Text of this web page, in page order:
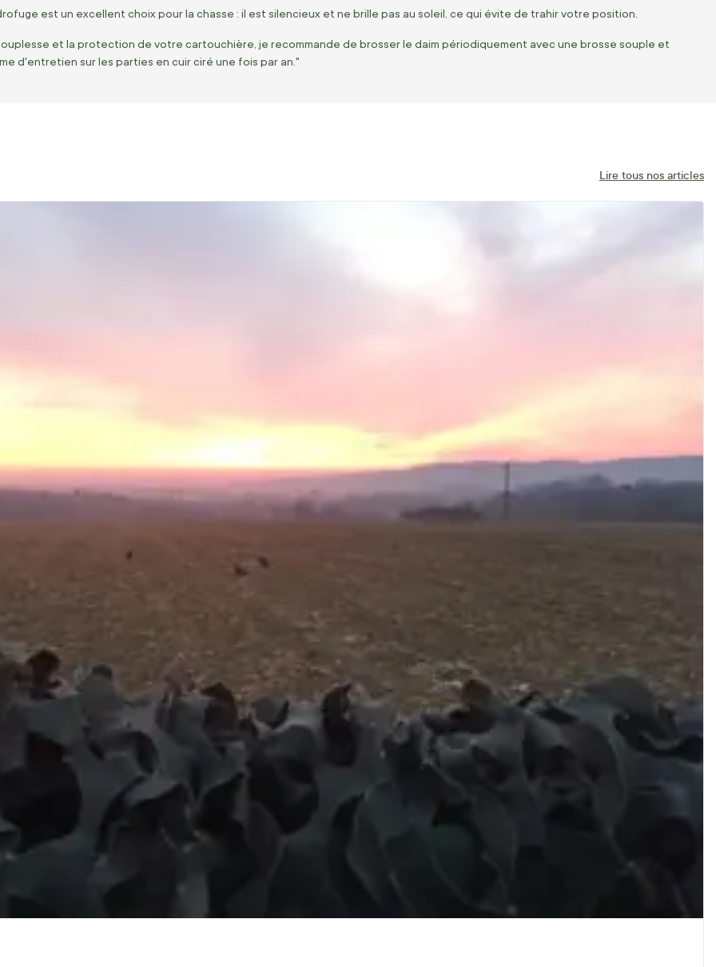
est un excellent choix pour la chasse : il est silencieux et ne brille pas au soleil, ce qui évite de trahir votre position.
et la protection de votre cartouchière, je recommande de brosser le daim périodiquement avec une brosse souple et
d'entretien sur les parties en cuir ciré une fois par an."
Lire tous nos articles